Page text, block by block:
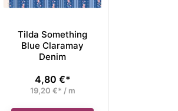
Tilda Something
Blue Claramay
Denim
Preis
4,80 €*
19,20 €* / m